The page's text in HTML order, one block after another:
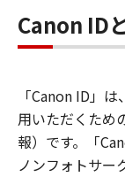
Canon ID
「Canon ID」
用いただくため
報）です。「
ノンフォトサー